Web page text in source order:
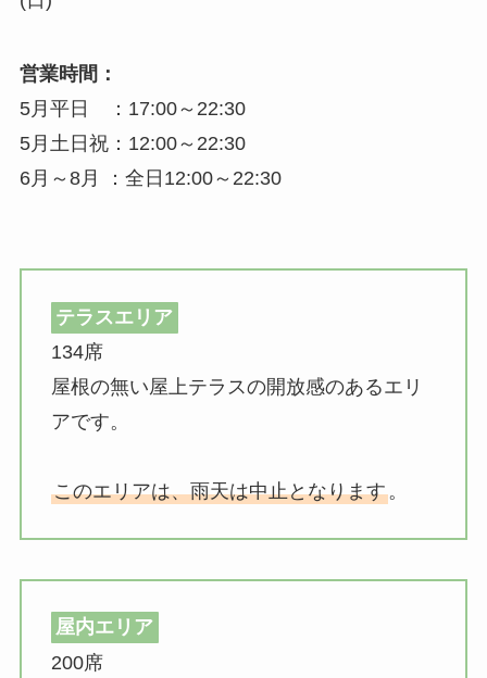
営業時間：
5月平日 ：17:00～22:30
5月土日祝：12:00～22:30
6月～8月 ：全日12:00～22:30
テラスエリア
134席
屋根の無い屋上テラスの開放感のあるエリ
アです。
このエリアは、雨天は中止となります。
屋内エリア
200席